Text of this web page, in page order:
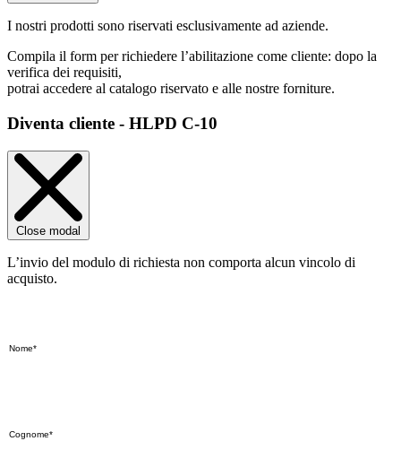
I nostri prodotti sono riservati esclusivamente ad aziende.
Compila il form per richiedere l’abilitazione come cliente: dopo la
verifica dei requisiti,
potrai accedere al catalogo riservato e alle nostre forniture.
Diventa cliente - HLPD C-10
Close modal
L’invio del modulo di richiesta non comporta alcun vincolo di
acquisto.